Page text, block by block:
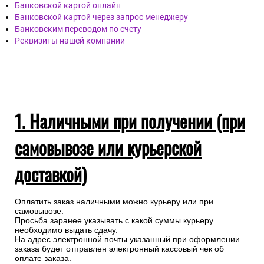
Банковской картой онлайн
Банковской картой через запрос менеджеру
Банковским переводом по счету
Реквизиты нашей компании
1. Наличными при получении (при
самовывозе или курьерской
доставкой)
Оплатить заказ наличными можно курьеру или при
самовывозе.
Просьба заранее указывать с какой суммы курьеру
необходимо выдать сдачу.
На адрес электронной почты указанный при оформлении
заказа будет отправлен электронный кассовый чек об
оплате заказа.